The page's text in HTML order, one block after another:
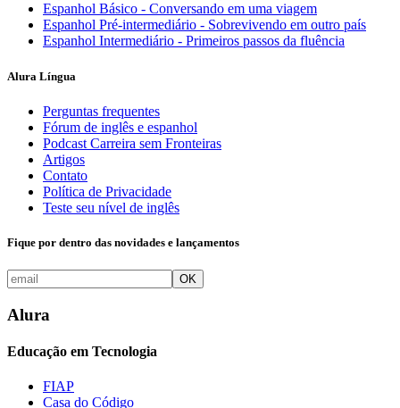
Espanhol Básico - Conversando em uma viagem
Espanhol Pré-intermediário - Sobrevivendo em outro país
Espanhol Intermediário - Primeiros passos da fluência
Alura Língua
Perguntas frequentes
Fórum de inglês e espanhol
Podcast Carreira sem Fronteiras
Artigos
Contato
Política de Privacidade
Teste seu nível de inglês
Fique por dentro das novidades e lançamentos
OK
Alura
Educação em Tecnologia
FIAP
Casa do Código